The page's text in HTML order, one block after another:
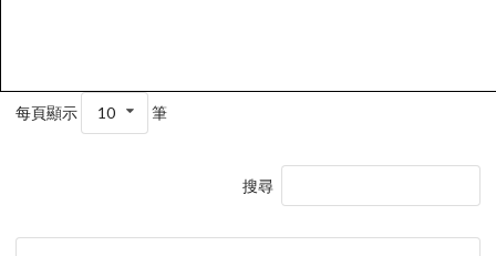
每頁顯示 10 筆
搜尋